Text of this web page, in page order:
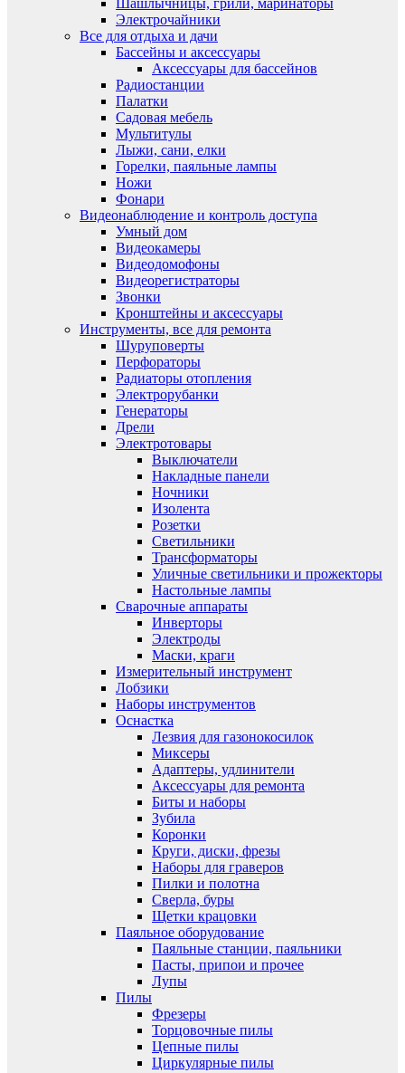
Шашлычницы, грили, маринаторы
Электрочайники
Все для отдыха и дачи
Бассейны и аксессуары
Аксессуары для бассейнов
Радиостанции
Палатки
Садовая мебель
Мультитулы
Лыжи, сани, елки
Горелки, паяльные лампы
Ножи
Фонари
Видеонаблюдение и контроль доступа
Умный дом
Видеокамеры
Видеодомофоны
Видеорегистраторы
Звонки
Кронштейны и аксессуары
Инструменты, все для ремонта
Шуруповерты
Перфораторы
Радиаторы отопления
Электрорубанки
Генераторы
Дрели
Электротовары
Выключатели
Накладные панели
Ночники
Изолента
Розетки
Светильники
Трансформаторы
Уличные светильники и прожекторы
Настольные лампы
Сварочные аппараты
Инверторы
Электроды
Маски, краги
Измерительный инструмент
Лобзики
Наборы инструментов
Оснастка
Лезвия для газонокосилок
Миксеры
Адаптеры, удлинители
Аксессуары для ремонта
Биты и наборы
Зубила
Коронки
Круги, диски, фрезы
Наборы для граверов
Пилки и полотна
Сверла, буры
Щетки крацовки
Паяльное оборудование
Паяльные станции, паяльники
Пасты, припои и прочее
Лупы
Пилы
Фрезеры
Торцовочные пилы
Цепные пилы
Циркулярные пилы